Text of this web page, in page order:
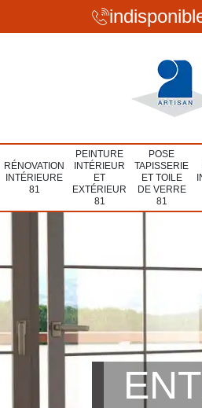
RÉNOVATION
INTÉRIEURE
81
PEINTURE
INTÉRIEUR
ET
EXTÉRIEUR
81
POSE
TAPISSERIE
ET TOILE
DE VERRE
81